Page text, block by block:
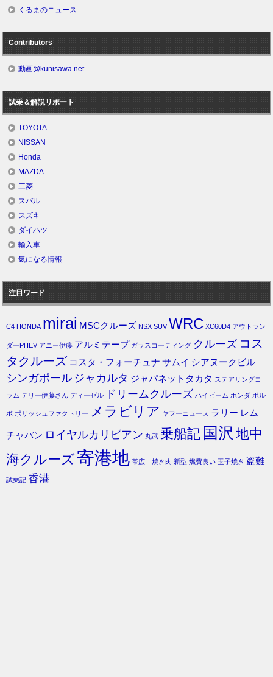
くるまのニュース
Contributors
動画@kunisawa.net
試乗＆解説リポート
TOYOTA
NISSAN
Honda
MAZDA
三菱
スバル
スズキ
ダイハツ
輸入車
気になる情報
注目ワード
C4 HONDA mirai MSCクルーズ NSX SUV WRC XC60D4 アウトラン
ダーPHEV アニー伊藤 アルミテープ ガラスコーティング クルーズ コス
タクルーズ コスタ・フォーチュナ サムイ シアヌークビル
シンガポール ジャカルタ ジャパネットタカタ ステアリングコ
ラム テリー伊藤さん ディーゼル ドリームクルーズ ハイビーム ホンダ ボル
ボ ポリッシュファクトリー メラビリア ヤフーニュース ラリー レム
チャバン ロイヤルカリビアン 丸武 乗船記 国沢 地中
海クルーズ寄港地 帯広 焼き肉 新型 燃費良い 玉子焼き 盗難
試乗記 香港